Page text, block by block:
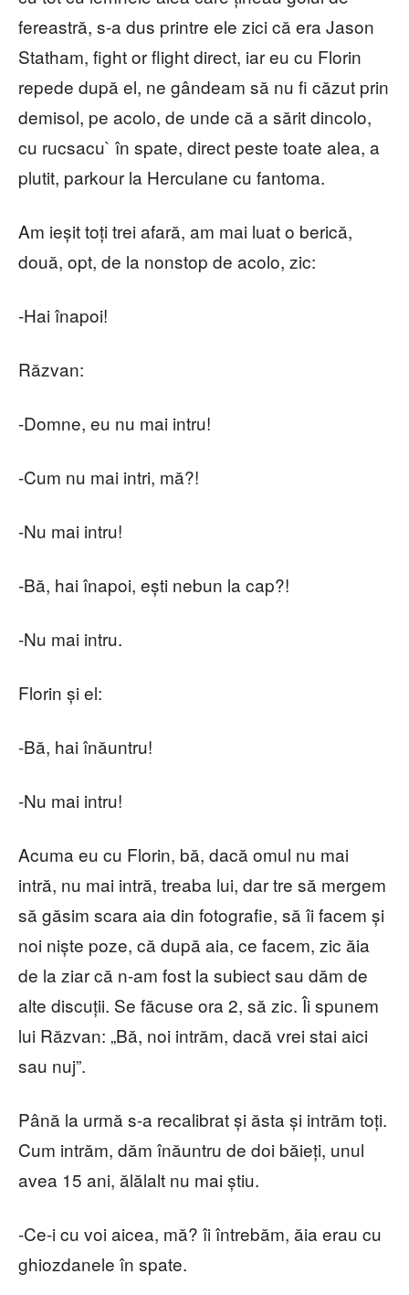
fereastră, s-a dus printre ele zici că era Jason
Statham, fight or flight direct, iar eu cu Florin
repede după el, ne gândeam să nu fi căzut prin
demisol, pe acolo, de unde că a sărit dincolo,
cu rucsacu` în spate, direct peste toate alea, a
plutit, parkour la Herculane cu fantoma.
Am ieșit toți trei afară, am mai luat o berică,
două, opt, de la nonstop de acolo, zic:
-Hai înapoi!
Răzvan:
-Domne, eu nu mai intru!
-Cum nu mai intri, mă?!
-Nu mai intru!
-Bă, hai înapoi, ești nebun la cap?!
-Nu mai intru.
Florin și el:
-Bă, hai înăuntru!
-Nu mai intru!
Acuma eu cu Florin, bă, dacă omul nu mai
intră, nu mai intră, treaba lui, dar tre să mergem
să găsim scara aia din fotografie, să îi facem și
noi niște poze, că după aia, ce facem, zic ăia
de la ziar că n-am fost la subiect sau dăm de
alte discuții. Se făcuse ora 2, să zic. Îi spunem
lui Răzvan: „Bă, noi intrăm, dacă vrei stai aici
sau nuj”.
Până la urmă s-a recalibrat și ăsta și intrăm toți.
Cum intrăm, dăm înăuntru de doi băieți, unul
avea 15 ani, ălălalt nu mai știu.
-Ce-i cu voi aicea, mă? îi întrebăm, ăia erau cu
ghiozdanele în spate.